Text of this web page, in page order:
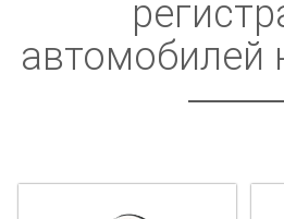
автомобилей